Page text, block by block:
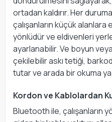
ortadan kaldırır. Her
çalışanların küçük
yönlüdür ve eldivenleri
ayarlanabilir. Ve boyun
çekilebilir askı tetiği,
tutar ve arada bir okuma
Kordon ve Kablolardan
Bluetooth ile, çalışanların